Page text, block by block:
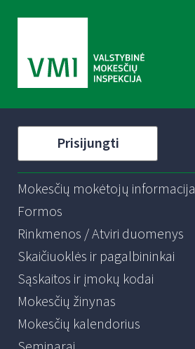
Prisijungti
Mokesčių mokėtojų informacija
Formos
Rinkmenos / Atviri duomenys
Skaičiuoklės ir pagalbininkai
Sąskaitos ir įmokų kodai
Mokesčių žinynas
Mokesčių kalendorius